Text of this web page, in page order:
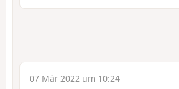
07 Mär 2022 um 10:24